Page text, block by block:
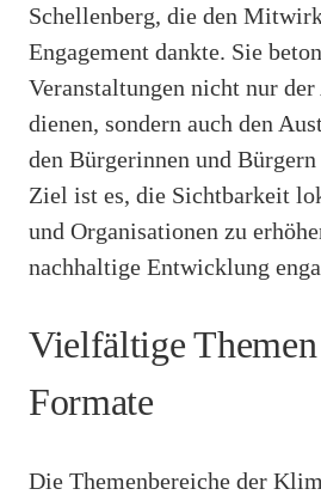
Schellenberg, die den
Engagement dankte. Sie
Veranstaltungen nicht nur
dienen, sondern auch den
den Bürgerinnen und
Ziel ist es, die Sichtbarkeit
und Organisationen zu
nachhaltige Entwicklung
Vielfältige
Formate
Die Themenbereiche der